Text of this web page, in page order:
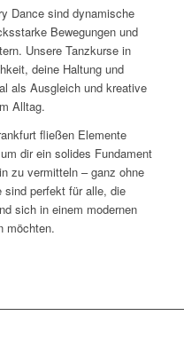
Dance sind dynamische
Bewegungen und
Unsere Tanzkurse in
deine Haltung und
als Ausgleich und kreative
Alltag.
fließen Elemente
dir ein solides Fundament
zu vermitteln – ganz ohne
sind perfekt für alle, die
sich in einem modernen
möchten.